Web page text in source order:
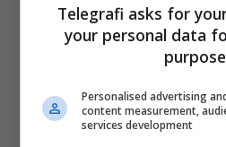
Telegrafi asks for
your personal data
Personalised advertising
content measurement,
services development